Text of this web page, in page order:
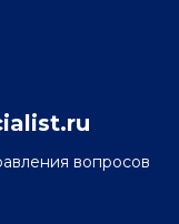
вопросов